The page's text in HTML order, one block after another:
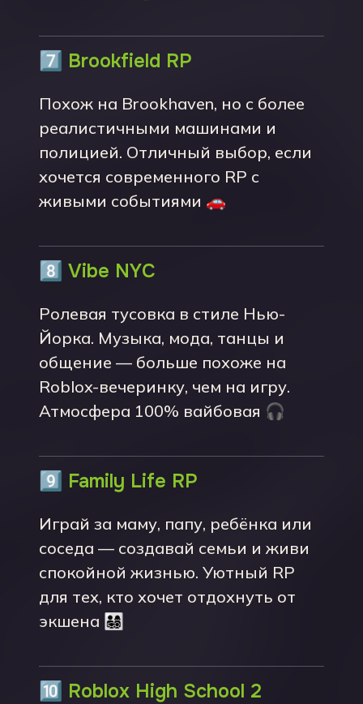
7️⃣ Brookfield RP
Похож на Brookhaven, но с более
реалистичными машинами и
полицией. Отличный выбор, если
хочется современного RP с
живыми событиями 🚗
8️⃣ Vibe NYC
Ролевая тусовка в стиле Нью-
Йорка. Музыка, мода, танцы и
общение — больше похоже на
Roblox-вечеринку, чем на игру.
Атмосфера 100% вайбовая 🎧
9️⃣ Family Life RP
Играй за маму, папу, ребёнка или
соседа — создавай семьи и живи
спокойной жизнью. Уютный RP
для тех, кто хочет отдохнуть от
экшена 👨‍👩‍👧‍👦
🔟 Roblox High School 2